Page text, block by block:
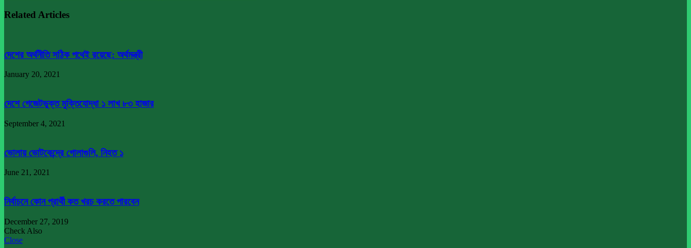
Related Articles
দেশের অর্থনীতি সঠিক পথেই রয়েছে: অর্থমন্ত্রী
January 20, 2021
দেশে গেজেটভুক্ত মুক্তিযোদ্ধা ১ লাখ ৮৩ হাজার
September 4, 2021
ভোলায় ভোটকেন্দ্রে গোলাগুলি, নিহত ১
June 21, 2021
নির্বাচনে কোন প্রার্থী কত খরচ করতে পারবেন
December 27, 2019
Check Also
Close